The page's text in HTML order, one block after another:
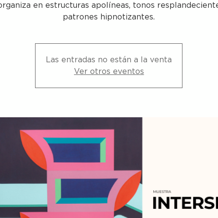
en estructuras apolíneas, tonos
patrones hipnotizantes.
Las entradas no están a la venta
Ver otros eventos